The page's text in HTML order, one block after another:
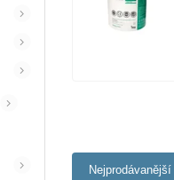
Nejprodávanější